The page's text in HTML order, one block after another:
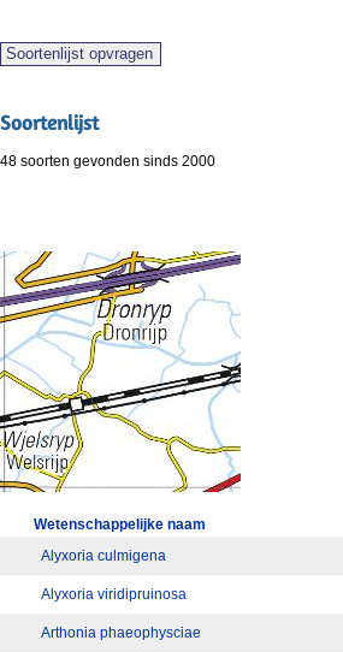
Soortenlijst
48 soorten gevonden sinds 2000
Wetenschappelijke naam
Alyxoria culmigena
Alyxoria viridipruinosa
Arthonia phaeophysciae